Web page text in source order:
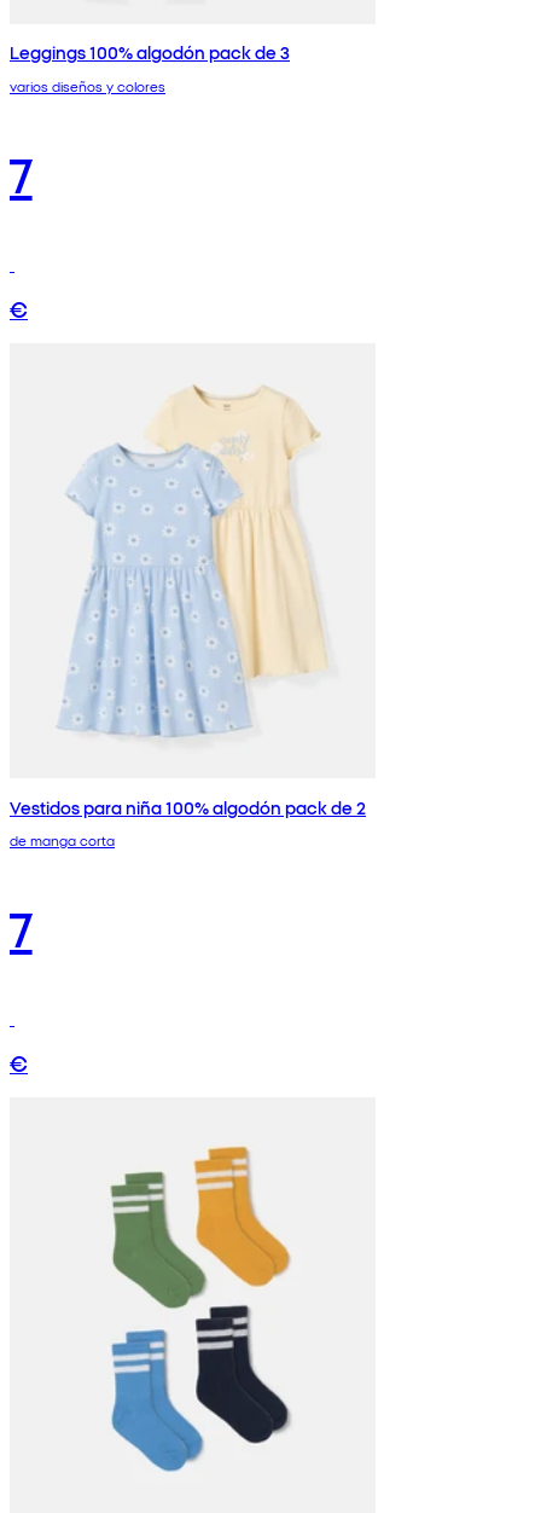
Leggings 100% algodón pack de 3
varios diseños y colores
7
€
Vestidos para niña 100% algodón pack de 2
de manga corta
7
€